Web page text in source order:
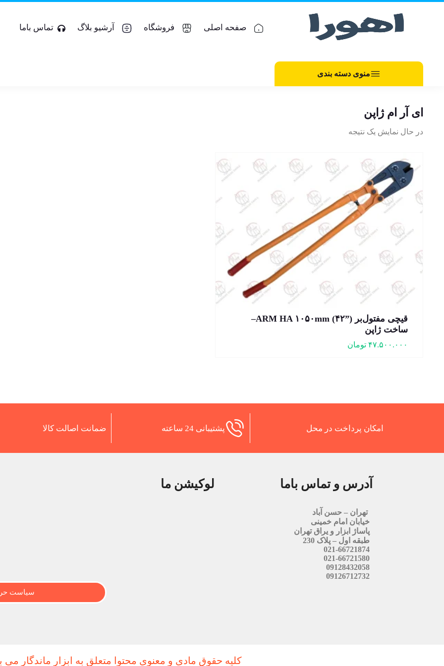
صفحه اصلی فروشگاه آرشیو بلاگ تماس باما
منوی دسته بندی
ای آر ام ژاپن
در حال نمایش یک نتیجه
قیچی مفتول‌بر ARM HA ۱۰۵۰mm (۴۲”)–
ساخت ژاپن
۴۷.۵۰۰.۰۰۰ تومان
امکان پرداخت در محل پشتیبانی 24 ساعته ضمانت اصالت کالا
آدرس و تماس باما
تهران – حسن آباد
خیابان امام خمینی
پاساژ ابزار و یراق تهران
طبقه اول – پلاک 230
021-66721874
021-66721580
09128432058
09126712732
لوکیشن ما
سیاست
کلیه حقوق مادی و معنوی محتوا متعلق به ابزار ماندگار می